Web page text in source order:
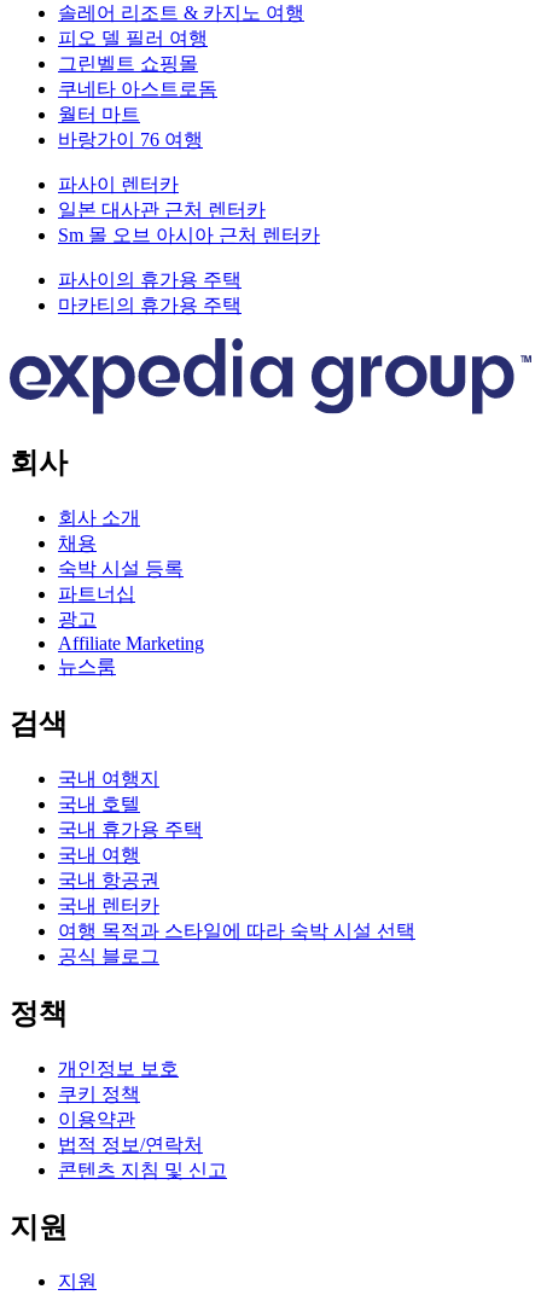
솔레어 리조트 & 카지노 여행
피오 델 필러 여행
그린벨트 쇼핑몰
쿠네타 아스트로돔
월터 마트
바랑가이 76 여행
파사이 렌터카
일본 대사관 근처 렌터카
Sm 몰 오브 아시아 근처 렌터카
파사이의 휴가용 주택
마카티의 휴가용 주택
회사
회사 소개
채용
숙박 시설 등록
파트너십
광고
Affiliate Marketing
뉴스룸
검색
국내 여행지
국내 호텔
국내 휴가용 주택
국내 여행
국내 항공권
국내 렌터카
여행 목적과 스타일에 따라 숙박 시설 선택
공식 블로그
정책
개인정보 보호
쿠키 정책
이용약관
법적 정보/연락처
콘텐츠 지침 및 신고
지원
지원